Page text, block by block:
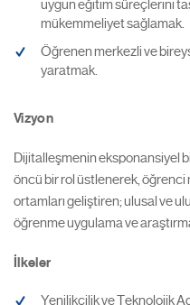
uygun eğitim süreçlerini
mükemmeliyet sağlamak.
Öğrenen merkezli ve
yaratmak.
Vizyon
Dijitalleşmenin eksponansiyel
öncü bir rol üstlenerek,
ortamları geliştiren; ulusal ve
öğrenme uygulama ve
İlkeler
Yenilikçilik ve Teknolojik